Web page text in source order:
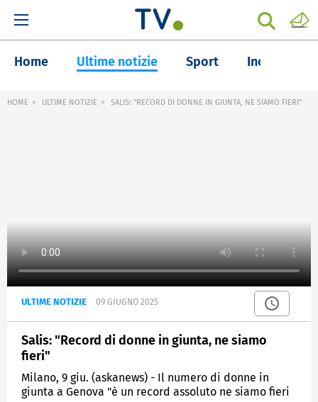
Home Ultime notizie Sport Inchieste
HOME ULTIME NOTIZIE SALIS: "RECORD DI DONNE IN GIUNTA, NE SIAMO FIERI"
ULTIME NOTIZIE 09 GIUGNO 2025
Salis: "Record di donne in giunta, ne siamo
fieri"
Milano, 9 giu. (askanews) - Il numero di donne in
giunta a Genova "è un record assoluto ne siamo fieri